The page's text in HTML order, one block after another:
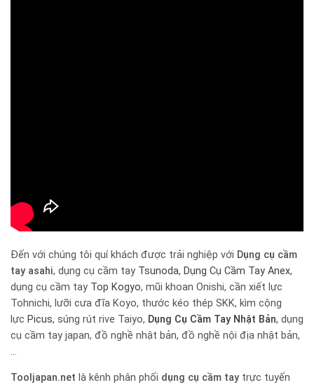
Đến với chúng tôi quí khách được trải nghiệp với Dụng cụ cầm
tay asahi, dụng cụ cầm tay Tsunoda, Dụng Cụ Cầm Tay Anex,
dụng cụ cầm tay Top Kogyo, mũi khoan Onishi, cần xiết lực
Tohnichi, lưỡi cưa đĩa Koyo, thước kéo thép SKK, kìm cộng
lực Picus, súng rút rive Taiyo, Dụng Cụ Cầm Tay Nhật Bản, dụng
cụ cầm tay japan, đồ nghề nhật bản, đồ nghề nội địa nhật bản,
…
Tooljapan.net là kênh phân phối dụng cụ cầm tay trực tuyến